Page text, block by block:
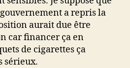
gouvernement a repris la
aurait due être
car financer ça en
de cigarettes ça
sérieux.